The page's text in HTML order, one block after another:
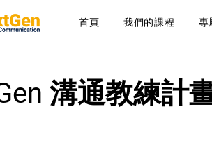
首頁 我們的課程 專
溝通教練計